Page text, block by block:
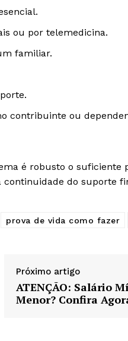
ou por telemedicina.
familiar.
contribuinte ou
é robusto o suficiente
do suporte
prova de vida como fazer
Próximo artigo
ATENÇÃO: Salário
Menor? Confira